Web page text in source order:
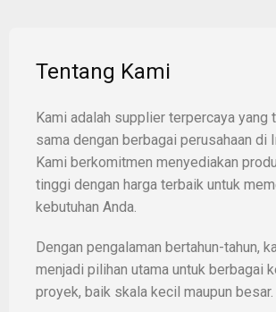
Tentang Kami
Kami adalah supplier terpercaya yang
sama dengan berbagai perusahaan di
Kami berkomitmen menyediakan
tinggi dengan harga terbaik untuk
kebutuhan Anda.
Dengan pengalaman bertahun-tahun,
menjadi pilihan utama untuk berbagai
proyek, baik skala kecil maupun besar.